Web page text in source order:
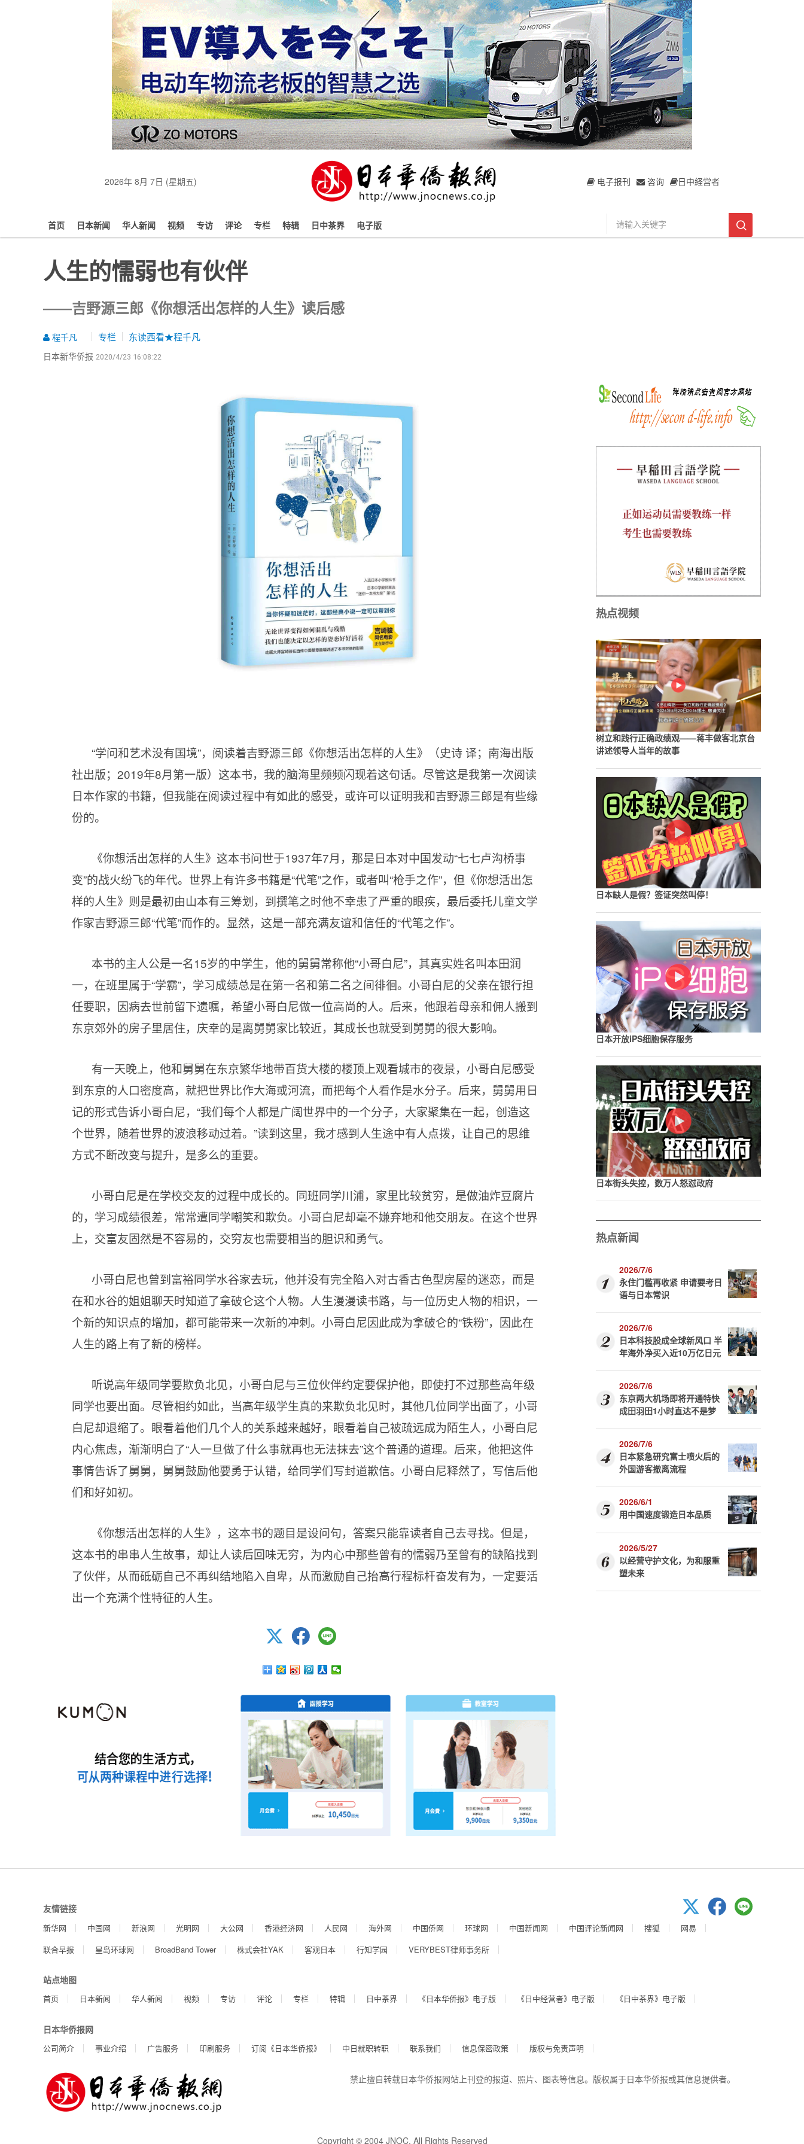
2026年 8月 7日 (星期五) 电子报刊 咨询 日中経営者
首页 日本新闻 华人新闻 视频 专访 评论 专栏 特辑 日中茶界 电子版
人生的懦弱也有伙伴
——吉野源三郎《你想活出怎样的人生》读后感
程千凡 专栏 东读西看★程千凡
日本新华侨报 2020/4/23 16:08:22
“学问和艺术没有国境”，阅读着吉野源三郎《你想活出怎样的人生》（史诗 译；南海出版
社出版；2019年8月第一版）这本书，我的脑海里频频闪现着这句话。尽管这是我第一次阅读
日本作家的书籍，但我能在阅读过程中有如此的感受，或许可以证明我和吉野源三郎是有些缘
份的。
《你想活出怎样的人生》这本书问世于1937年7月，那是日本对中国发动“七七卢沟桥事
变”的战火纷飞的年代。世界上有许多书籍是“代笔”之作，或者叫“枪手之作”，但《你想活出怎
样的人生》则是最初由山本有三筹划，到撰笔之时他不幸患了严重的眼疾，最后委托儿童文学
作家吉野源三郎“代笔”而作的。显然，这是一部充满友谊和信任的“代笔之作”。
本书的主人公是一名15岁的中学生，他的舅舅常称他“小哥白尼”，其真实姓名叫本田润
一，在班里属于“学霸”，学习成绩总是在第一名和第二名之间徘徊。小哥白尼的父亲在银行担
任要职，因病去世前留下遗嘱，希望小哥白尼做一位高尚的人。后来，他跟着母亲和佣人搬到
东京郊外的房子里居住，庆幸的是离舅舅家比较近，其成长也就受到舅舅的很大影响。
有一天晚上，他和舅舅在东京繁华地带百货大楼的楼顶上观看城市的夜景，小哥白尼感受
到东京的人口密度高，就把世界比作大海或河流，而把每个人看作是水分子。后来，舅舅用日
记的形式告诉小哥白尼，“我们每个人都是广阔世界中的一个分子，大家聚集在一起，创造这
个世界，随着世界的波浪移动过着。”读到这里，我才感到人生途中有人点拨，让自己的思维
方式不断改变与提升，是多么的重要。
小哥白尼是在学校交友的过程中成长的。同班同学川浦，家里比较贫穷，是做油炸豆腐片
的，学习成绩很差，常常遭同学嘲笑和欺负。小哥白尼却毫不嫌弃地和他交朋友。在这个世界
上，交富友固然是不容易的，交穷友也需要相当的胆识和勇气。
小哥白尼也曾到富裕同学水谷家去玩，他并没有完全陷入对古香古色型房屋的迷恋，而是
在和水谷的姐姐聊天时知道了拿破仑这个人物。人生漫漫读书路，与一位历史人物的相识，一
个新的知识点的增加，都可能带来一次新的冲刺。小哥白尼因此成为拿破仑的“铁粉”，因此在
人生的路上有了新的榜样。
听说高年级同学要欺负北见，小哥白尼与三位伙伴约定要保护他，即使打不过那些高年级
同学也要出面。尽管相约如此，当高年级学生真的来欺负北见时，其他几位同学出面了，小哥
白尼却退缩了。眼看着他们几个人的关系越来越好，眼看着自己被疏远成为陌生人，小哥白尼
内心焦虑，渐渐明白了“人一旦做了什么事就再也无法抹去”这个普通的道理。后来，他把这件
事情告诉了舅舅，舅舅鼓励他要勇于认错，给同学们写封道歉信。小哥白尼释然了，写信后他
们和好如初。
《你想活出怎样的人生》，这本书的题目是设问句，答案只能靠读者自己去寻找。但是，
这本书的串串人生故事，却让人读后回味无穷，为内心中那些曾有的懦弱乃至曾有的缺陷找到
了伙伴，从而砥砺自己不再纠结地陷入自卑，从而激励自己抬高行程标杆奋发有为，一定要活
出一个充满个性特征的人生。
热点视频
树立和践行正确政绩观——蒋丰做客北京台
讲述领导人当年的故事
日本缺人是假？签证突然叫停！
日本开放iPS细胞保存服务
日本街头失控，数万人怒怼政府
热点新闻
2026/7/6
永住门槛再收紧 申请要考日
语与日本常识
2026/7/6
日本科技股成全球新风口 半
年海外净买入近10万亿日元
2026/7/6
东京两大机场即将开通特快
成田羽田1小时直达不是梦
2026/7/6
日本紧急研究富士喷火后的
外国游客撤离流程
2026/6/1
用中国速度锻造日本品质
2026/5/27
以经营守护文化，为和服重
塑未来
友情链接
新华网 中国网 新浪网 光明网 大公网 香港经济网 人民网 海外网 中国侨网 环球网 中国新闻网 中国评论新闻网 搜狐
网易
联合早报
星岛环球网 BroadBand Tower 株式会社YAK 客观日本 行知学园 VERYBEST律师事务所
站点地图
首页 日本新闻 华人新闻 视频 专访 评论 专栏 特辑 日中茶界 《日本华侨报》电子版 《日中经营者》电子版 《日中茶界》电子版
日本华侨报网
公司简介 事业介绍 广告服务 印刷服务 订阅《日本华侨报》 中日就职转职 联系我们 信息保密政策 版权与免责声明
禁止擅自转载日本华侨报网站上刊登的报道、照片、图表等信息。版权属于日本华侨报或其信息提供者。
Copyright © 2004 JNOC, All Rights Reserved